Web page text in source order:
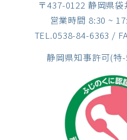
〒437-0122 静岡県
営業時間 8:30 ~
TEL.0538-84-6363 /
静岡県知事許可(特